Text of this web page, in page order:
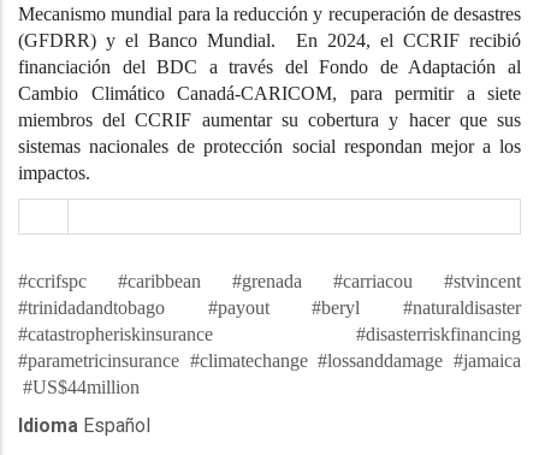
Mecanismo mundial para la reducción y recuperación de desastres
(GFDRR) y el Banco Mundial. En 2024, el CCRIF recibió
financiación del BDC a través del Fondo de Adaptación al
Cambio Climático Canadá-CARICOM, para permitir a siete
miembros del CCRIF aumentar su cobertura y hacer que sus
sistemas nacionales de protección social respondan mejor a los
impactos.
#ccrifspc #caribbean #grenada #carriacou #stvincent
#trinidadandtobago #payout #beryl #naturaldisaster
#catastropheriskinsurance #disasterriskfinancing
#parametricinsurance #climatechange #lossanddamage #jamaica
#US$44million
Idioma Español